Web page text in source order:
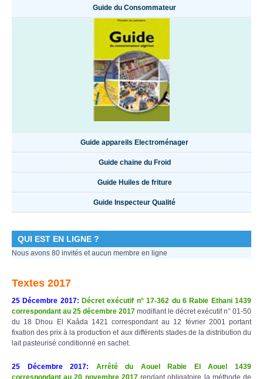
Guide du Consommateur
Guide appareils Electroménager
Guide chaine du Froid
Guide Huiles de friture
Guide Inspecteur Qualité
QUI EST EN LIGNE ?
Nous avons 80 invités et aucun membre en ligne
Textes 2017
25 Décembre 2017:Décret exécutif n° 17-362 du 6 Rabie Ethani 1439
correspondant au 25 décembre 2017 modifiant le décret exécutif n° 01-50
du 18 Dhou El Kaâda 1421 correspondant au 12 février 2001 portant
fixation des prix à la production et aux différents stades de la distribution du
lait pasteurisé conditionné en sachet.
25 Décembre 2017:
Arrêté du Aouel Rabie El Aouel 1439
correspondant au 20 novembre 2017rendant obligatoire la méthode de